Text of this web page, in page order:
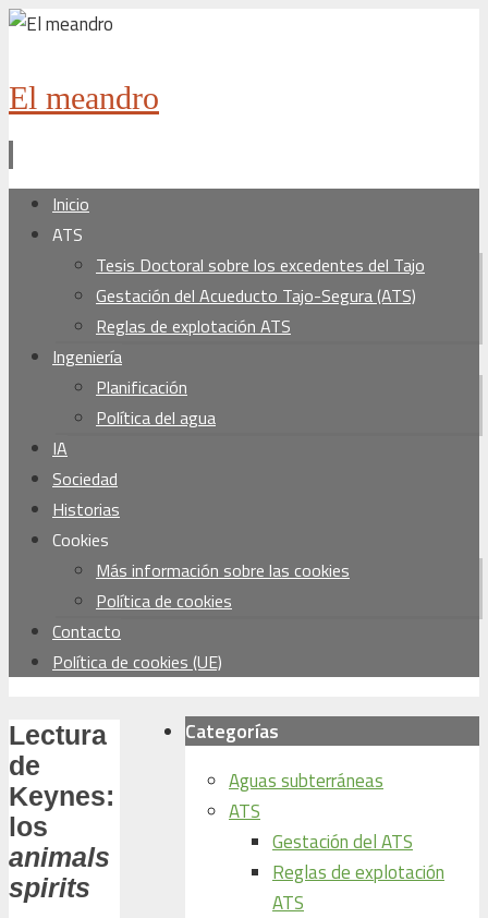
El meandro
contenido
Inicio
ATS
Tesis Doctoral sobre los excedentes del Tajo
Gestación del Acueducto Tajo-Segura (ATS)
Reglas de explotación ATS
Ingeniería
Planificación
Política del agua
IA
Sociedad
Historias
Cookies
Más información sobre las cookies
Política de cookies
Contacto
Política de cookies (UE)
Lectura
de
Keynes:
los
animals
spirits
Categorías
Aguas subterráneas
ATS
Gestación del ATS
Reglas de explotación
ATS